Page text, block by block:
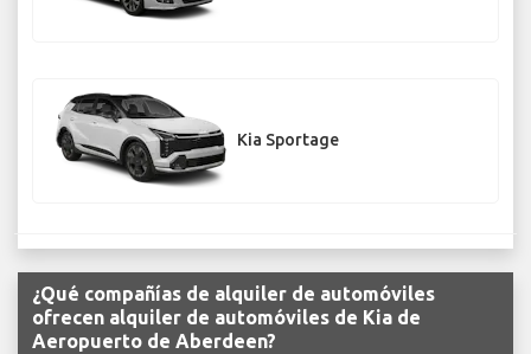
Kia Sportage
¿Qué compañías de alquiler de automóviles
ofrecen alquiler de automóviles de Kia de
Aeropuerto de Aberdeen?